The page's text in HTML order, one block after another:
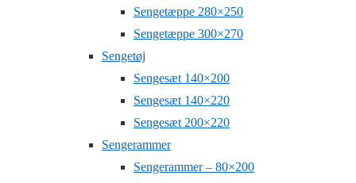
Sengetæppe 280×250
Sengetæppe 300×270
Sengetøj
Sengesæt 140×200
Sengesæt 140×220
Sengesæt 200×220
Sengerammer
Sengerammer – 80×200